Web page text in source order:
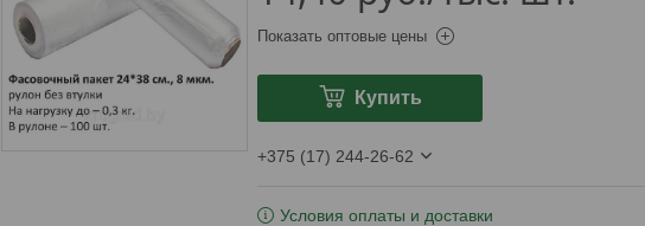
Показать оптовые цены
Купить
+375 (17) 244-26-62
Условия оплаты и доставки